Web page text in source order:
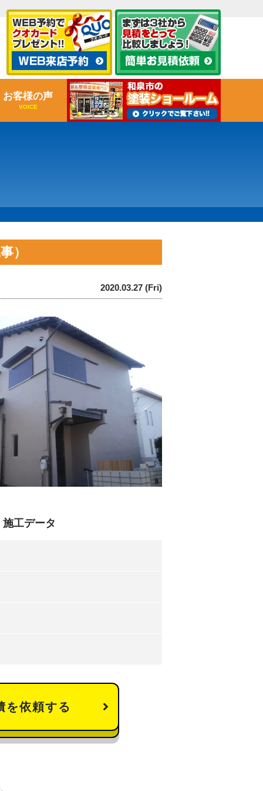
お客様の声
VOICE
）
2020.03.27 (Fri)
工データ
を依頼する